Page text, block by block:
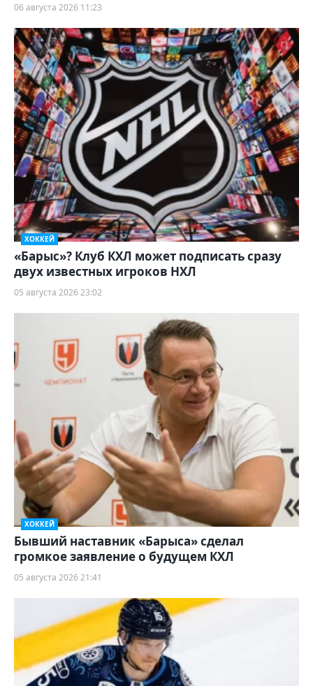
06 августа 2026 11:23
ХОККЕЙ
«Барыс»? Клуб КХЛ может подписать сразу
двух известных игроков НХЛ
05 августа 2026 23:02
ХОККЕЙ
Бывший наставник «Барыса» сделал
громкое заявление о будущем КХЛ
05 августа 2026 21:41